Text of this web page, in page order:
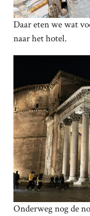
Daar eten we wat
naar het hotel.
Onderweg nog de